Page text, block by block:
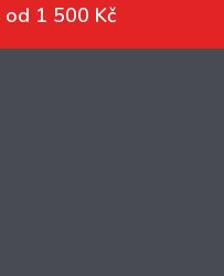
od 1 500 Kč